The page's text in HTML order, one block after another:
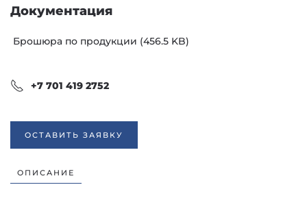
Документация
Брошюра по продукции (456.5 KB)
+7 701 419 2752
ОСТАВИТЬ ЗАЯВКУ
ОПИСАНИЕ